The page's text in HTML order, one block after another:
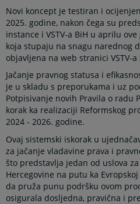
Novi koncept je testiran i
2025. godine, nakon čega su
instance i VSTV-a BiH u aprilu
koja stupaju na snagu narednog
objavljena na web stranici VSTV-a
Jačanje pravnog statusa i
je u skladu s preporukama i uz
Potpisivanje novih Pravila o radu
korak ka realizaciji Reformskog
2024 - 2026. godine.
Ovaj sistemski iskorak u
za jačanje vladavine prava i
što predstavlja jedan od uslova
Hercegovine na putu ka
da pruža punu podršku ovom
osigurala dosljedna, pravična i